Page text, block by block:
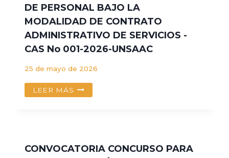
DE PERSONAL BAJO LA
MODALIDAD DE CONTRATO
ADMINISTRATIVO DE SERVICIOS -
CAS No 001-2026-UNSAAC
25 de mayo de 2026
LEER MÁS CONCURSO
DEL
CONTRATACIÓN
CONVOCATORIA CONCURSO PARA